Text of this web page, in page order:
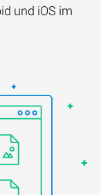
und iOS im